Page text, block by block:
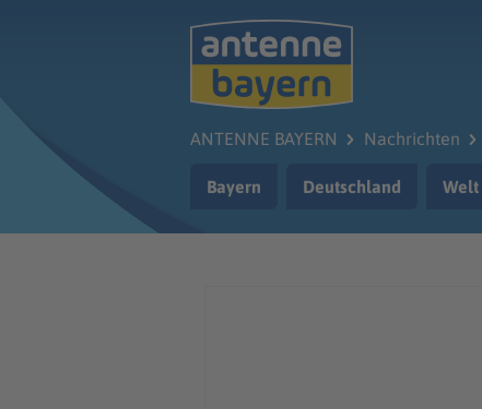
ANTENNE BAYERN Nachrichten
Bayern Deutschland Welt